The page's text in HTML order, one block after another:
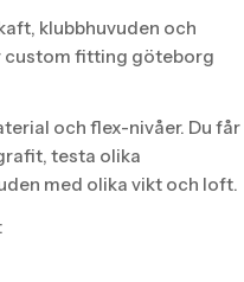
klubbhuvuden och
custom fitting göteborg
och flex-nivåer. Du får
testa olika
med olika vikt och loft.